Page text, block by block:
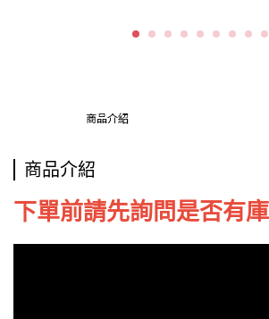
商品介紹
商品介紹
下單前請先詢問是否有